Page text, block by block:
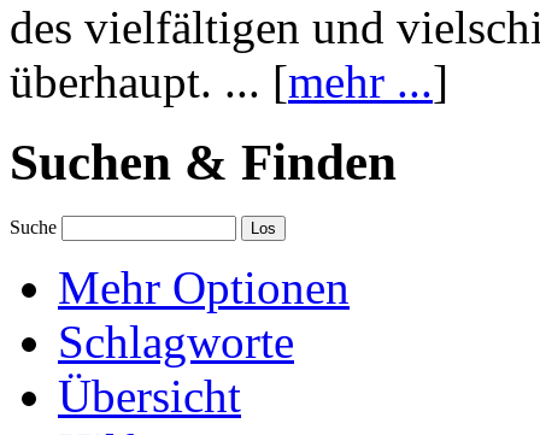
des vielfältigen und
überhaupt. ... [mehr ...]
Suchen & Finden
Suche
Mehr Optionen
Schlagworte
Übersicht